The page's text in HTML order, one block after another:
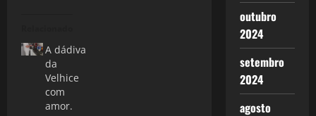
A dádiva
da
Velhice
com
amor.
outubro
2024
setembro
2024
agosto